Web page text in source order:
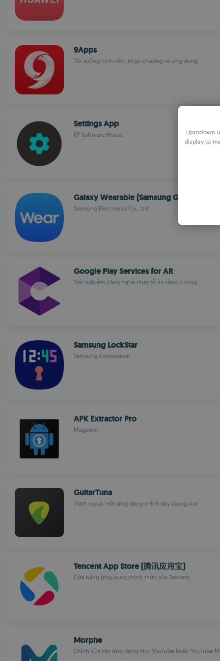
9Apps
Tải xuống hình nền, nhạc chuông và ứng dụng
Settings App
KF Software House
Galaxy Wearable (Samsung Gear)
Samsung Electronics Co., Ltd.
Google Play Services for AR
Trải nghiệm công nghệ thực tế ảo tăng cường
Samsung LockStar
Samsung Corporation
APK Extractor Pro
Magdalm
GuitarTuna
Vượt ngoài một ứng dụng chỉnh dây đàn guitar
Tencent App Store (腾讯应用宝)
Cửa hàng ứng dụng chính thức của Tencent
Morphe
Chỉnh sửa các ứng dụng như YouTube hoặc YouTube
Uptodown
display to